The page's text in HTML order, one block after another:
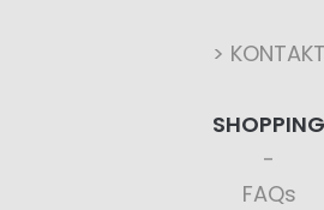
> KONTAKT
SHOPPING
FAQs